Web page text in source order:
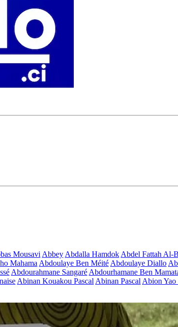
Mousavi Abbey Abdalla Hamdok Abdel Fattah Al-
Mahama Abdoulaye Ben Méité Abdoulaye Diallo
Abdourahmane Sangaré Abdourhamane Ben
Abinan Kouakou Pascal Abinan Pascal Abion Yao